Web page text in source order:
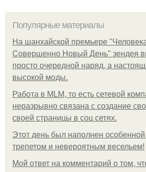
Популярные материалы
На шанхайской премьере
Совершенно Новый День" зендея
просто очередной наряд, а
высокой моды.
Работа в MLM, то есть сетевой
неразрывно связана с создание
своей страницы в соц сетях.
Этот день был наполнен особенной
трепетом и невероятным весельем!
Мой ответ на комментарий о том,